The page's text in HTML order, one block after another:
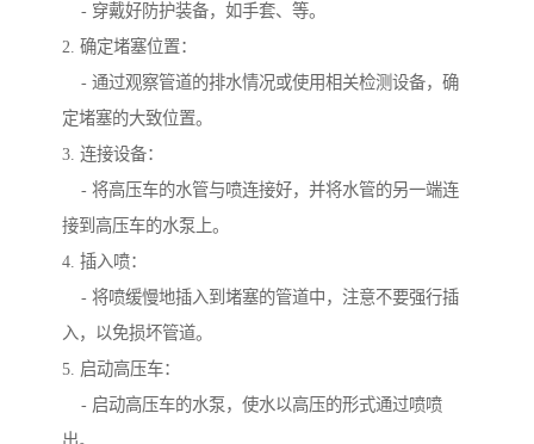
- 穿戴好防护装备，如手套、等。
2. 确定堵塞位置：
- 通过观察管道的排水情况或使用相关检测设备，确
定堵塞的大致位置。
3. 连接设备：
- 将高压车的水管与喷连接好，并将水管的另一端连
接到高压车的水泵上。
4. 插入喷：
- 将喷缓慢地插入到堵塞的管道中，注意不要强行插
入，以免损坏管道。
5. 启动高压车：
- 启动高压车的水泵，使水以高压的形式通过喷喷